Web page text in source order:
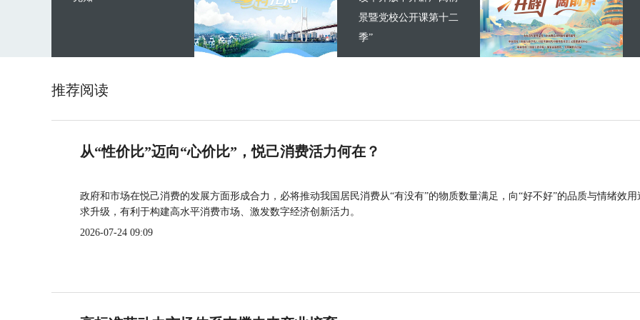
景暨党校公开课第十二
季”
推荐阅读
从“性价比”迈向“心价比”，悦己消费活力何在？
政府和市场在悦己消费的发展方面形成合力，必将推动我国居民消费从“有没有”的物质数量满足，向“好不好”的品质与情绪效用
求升级，有利于构建高水平消费市场、激发数字经济创新活力。
2026-07-24 09:09